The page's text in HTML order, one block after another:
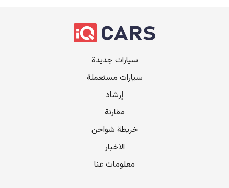
سيارات جديدة
سيارات مستعملة
إرشاد
مقارنة
خريطة شواحن
الاخبار
معلومات عنا